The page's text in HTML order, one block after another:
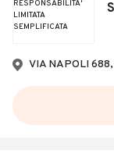
VIA NAPOLI 688,